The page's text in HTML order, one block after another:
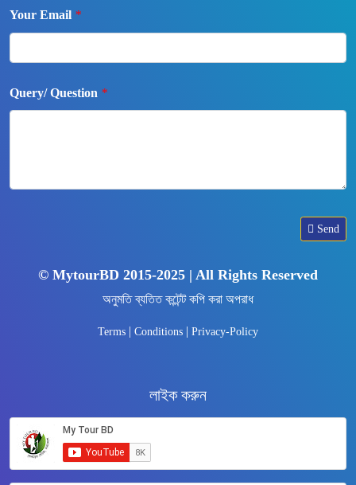
Your Email *
Query/ Question *
Send
© MytourBD 2015-2025 | All Rights Reserved
অনুমতি ব্যতিত কন্টেন্ট কপি করা অপরাধ
Terms | Conditions | Privacy-Policy
লাইক করুন